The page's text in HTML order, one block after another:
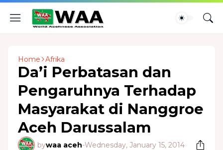
Home Afrika
Da’i Perbatasan dan
Pengaruhnya Terhadap
Masyarakat di Nanggroe
Aceh Darussalam
bywaa aceh-Wednesday, January 15, 2014